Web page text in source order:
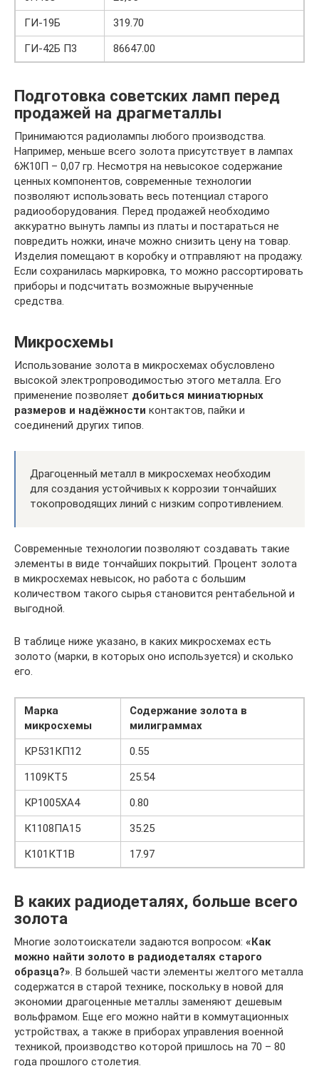
ГИ-19Б
319.70
ГИ-42Б П3
86647.00
Подготовка советских ламп перед
продажей на драгметаллы
Принимаются радиолампы любого производства.
Например, меньше всего золота присутствует в лампах
6Ж10П – 0,07 гр. Несмотря на невысокое содержание
ценных компонентов, современные технологии
позволяют использовать весь потенциал старого
радиооборудования. Перед продажей необходимо
аккуратно вынуть лампы из платы и постараться не
повредить ножки, иначе можно снизить цену на товар.
Изделия помещают в коробку и отправляют на продажу.
Если сохранилась маркировка, то можно рассортировать
приборы и подсчитать возможные вырученные
средства.
Микросхемы
Использование золота в микросхемах обусловлено
высокой электропроводимостью этого металла. Его
применение позволяет добиться миниатюрных
размеров и надёжности контактов, пайки и
соединений других типов.
Драгоценный металл в микросхемах необходим
для создания устойчивых к коррозии тончайших
токопроводящих линий с низким сопротивлением.
Современные технологии позволяют создавать такие
элементы в виде тончайших покрытий. Процент золота
в микросхемах невысок, но работа с большим
количеством такого сырья становится рентабельной и
выгодной.
В таблице ниже указано, в каких микросхемах есть
золото (марки, в которых оно используется) и сколько
его.
Марка
микросхемы
Содержание золота в
милиграммах
КР531КП12
0.55
1109КТ5
25.54
КР1005ХА4
0.80
К1108ПА15
35.25
К101КТ1В
17.97
В каких радиодеталях, больше всего
золота
Многие золотоискатели задаются вопросом: «Как
можно найти золото в радиодеталях старого
образца?». В большей части элементы желтого металла
содержатся в старой технике, поскольку в новой для
экономии драгоценные металлы заменяют дешевым
вольфрамом. Еще его можно найти в коммутационных
устройствах, а также в приборах управления военной
техникой, производство которой пришлось на 70 – 80
года прошлого столетия.